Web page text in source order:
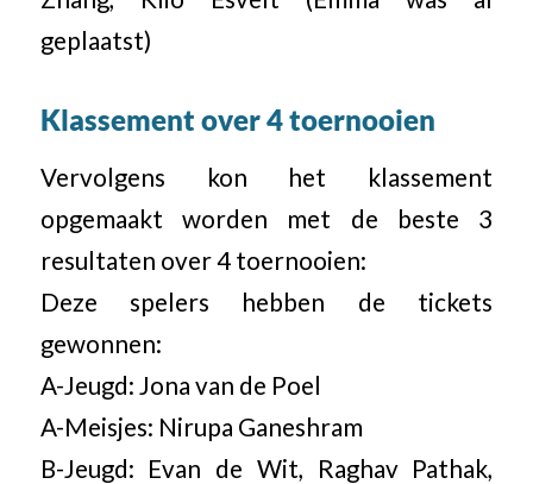
geplaatst)
Klassement over 4 toernooien
Vervolgens kon het klassement
opgemaakt worden met de beste 3
resultaten over 4 toernooien:
Deze spelers hebben de tickets
gewonnen:
A-Jeugd: Jona van de Poel
A-Meisjes: Nirupa Ganeshram
B-Jeugd: Evan de Wit, Raghav Pathak,